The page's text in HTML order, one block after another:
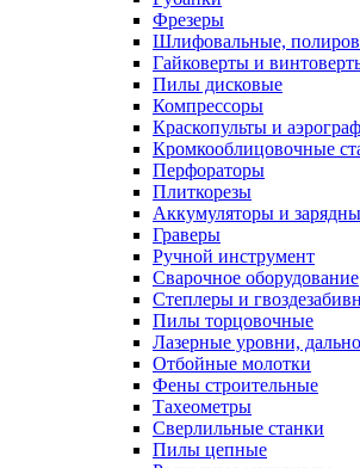
Фрезеры
Шлифовальные,
Гайковерты и
Пилы дисковые
Компрессоры
Краскопульты и
Кромкооблицовочные
Перфораторы
Плиткорезы
Аккумуляторы и
Граверы
Ручной инструмент
Сварочное оборудование
Степлеры и
Пилы торцовочные
Лазерные уровни,
Отбойные молотки
Фены строительные
Тахеометры
Сверлильные станки
Пилы цепные